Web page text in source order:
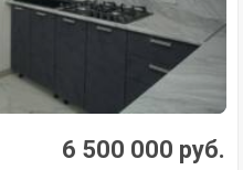
6 500 000 руб.